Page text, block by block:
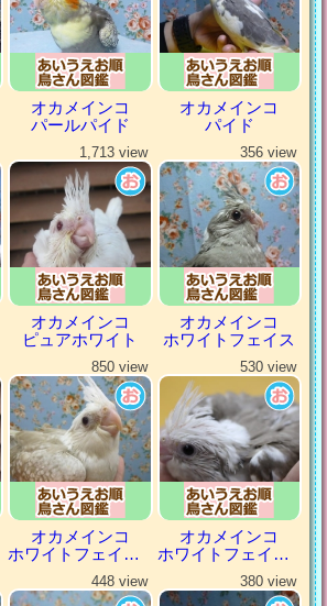
オカメインコ
パールパイド
オカメインコ
パイド
1,713 view
オカメインコ
ピュアホワイト
356 view
オカメインコ
ホワイトフェイス
850 view
オカメインコ
ホワイトフェイスシナモンパール
530 view
オカメインコ
ホワイトフェイスシナモンパイド
448 view 380 view